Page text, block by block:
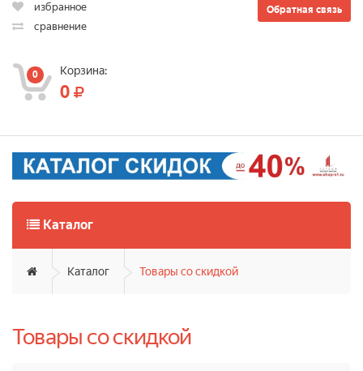
Обратная связь
избранное
сравнение
0 Корзина:
0
Каталог
Каталог Товары со скидкой
Товары со скидкой